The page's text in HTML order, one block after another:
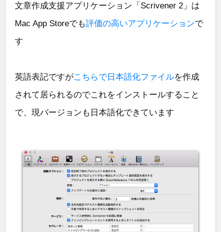
文章作成支援アプリケーション「Scrivener 2」は
Mac App Storeでも評価の高いアプリケーションで
す
英語表記ですがこちらで日本語化ファイルを作成
されて居られるのでこれをインストールすること
で、現バージョンも日本語化できています